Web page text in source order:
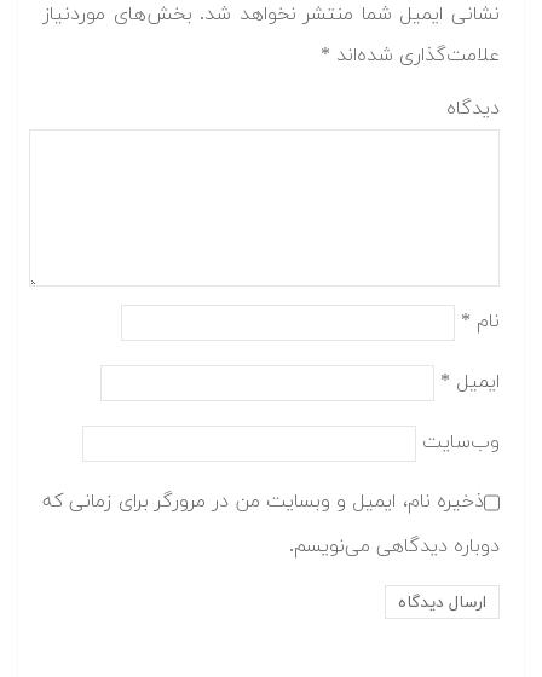
نشانی ایمیل شما منتشر نخواهد شد. بخش‌های موردنیاز
علامت‌گذاری شده‌اند *
دیدگاه
نام *
ایمیل *
وب‌سایت
ذخیره نام، ایمیل و وبسایت من در مرورگر برای زمانی که
دوباره دیدگاهی می‌نویسم.